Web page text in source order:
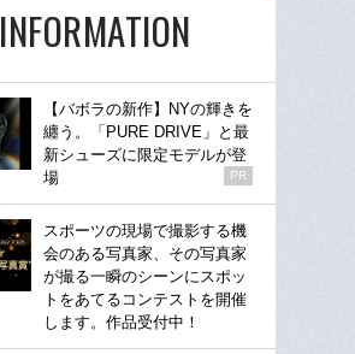
INFORMATION
【バボラの新作】NYの輝きを
纏う。「PURE DRIVE」と最
新シューズに限定モデルが登
場
PR
スポーツの現場で撮影する機
会のある写真家、その写真家
が撮る一瞬のシーンにスポッ
トをあてるコンテストを開催
します。作品受付中！